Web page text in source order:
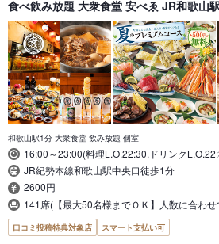
食べ飲み放題 大衆食堂 安べゑ JR和歌山
和歌山駅1分 大衆食堂 飲み放題 個室
16:00～23:00(料理L.O.22:30,ドリンク
JR紀勢本線和歌山駅中央口徒歩1分
2600円
141席(【最大50名様までＯＫ】人数に合わ
口コミ投稿特典対象店 スマート支払い可